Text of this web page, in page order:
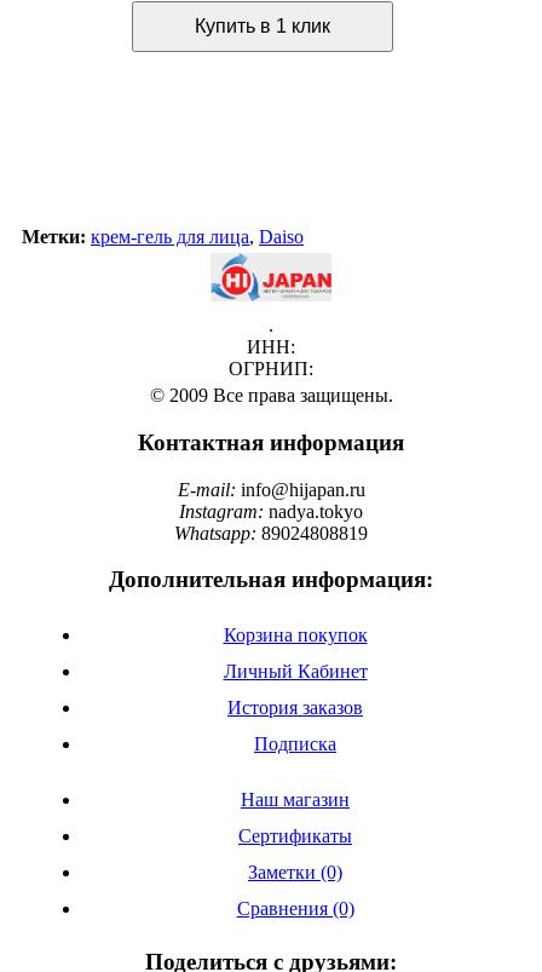
Метки: крем-гель для лица, Daiso
.
ИНН:
ОГРНИП:
© 2009 Все права защищены.
Контактная информация
E-mail: info@hijapan.ru
Instagram: nadya.tokyo
Whatsapp: 89024808819
Дополнительная информация:
Корзина покупок
Личный Кабинет
История заказов
Подписка
Наш магазин
Сертификаты
Заметки (0)
Сравнения (0)
Поделиться с друзьями: